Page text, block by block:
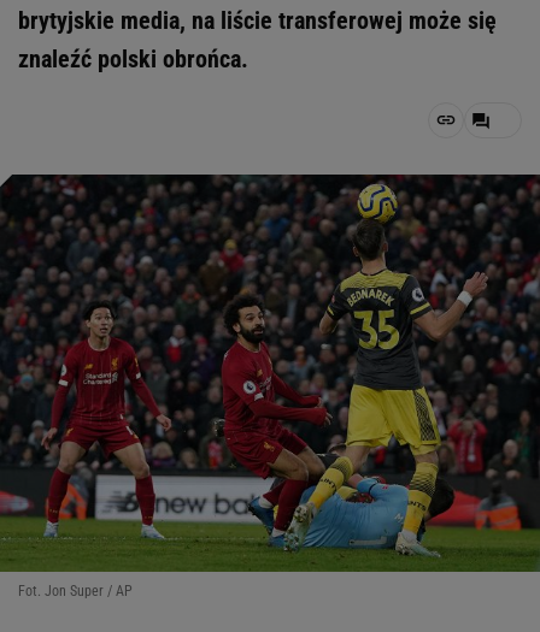
brytyjskie media, na liście transferowej może się
znaleźć polski obrońca.
Fot. Jon Super / AP